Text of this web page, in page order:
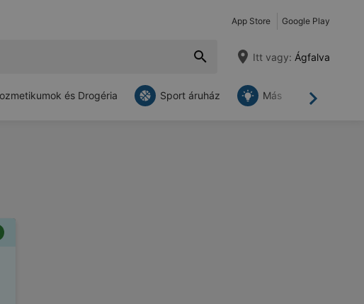
App Store Google Play
Itt vagy: Ágfalva
Tovább
és Drogéria Sport áruház Más